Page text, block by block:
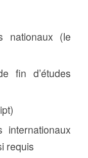
nationaux (le
fin d’études
internationaux
requis